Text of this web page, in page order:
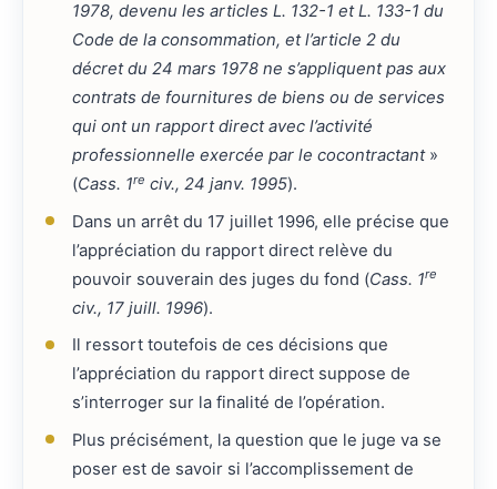
1978, devenu les articles L. 132-1 et L. 133-1 du
Code de la consommation, et l’article 2 du
décret du 24 mars 1978 ne s’appliquent pas aux
contrats de fournitures de biens ou de services
qui ont un rapport direct avec l’activité
professionnelle exercée par le cocontractant»
(Cass. 1re civ., 24 janv. 1995).
Dans un arrêt du 17 juillet 1996, elle précise que
l’appréciation du rapport direct relève du
pouvoir souverain des juges du fond (Cass. 1re
civ., 17 juill. 1996).
Il ressort toutefois de ces décisions que
l’appréciation du rapport direct suppose de
s’interroger sur la finalité de l’opération.
Plus précisément, la question que le juge va se
poser est de savoir si l’accomplissement de